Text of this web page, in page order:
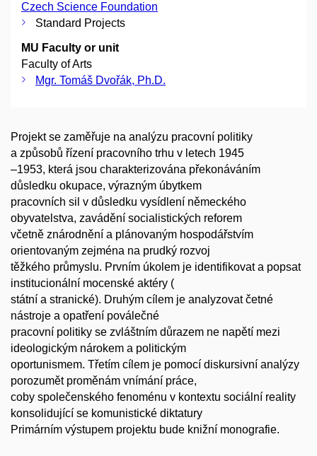
Czech Science Foundation
Standard Projects
MU Faculty or unit
Faculty of Arts
Mgr. Tomáš Dvořák, Ph.D.
Projekt se zaměřuje na analýzu pracovní politiky
a způsobů řízení pracovního trhu v letech 1945
–1953, která jsou charakterizována překonáváním
důsledku okupace, výrazným úbytkem
pracovních sil v důsledku vysídlení německého
obyvatelstva, zavádění socialistických reforem
včetně znárodnění a plánovaným hospodářstvím
orientovaným zejména na prudký rozvoj
těžkého průmyslu. Prvním úkolem je identifikovat a popsat
institucionální mocenské aktéry (
státní a stranické). Druhým cílem je analyzovat četné
nástroje a opatření poválečné
pracovní politiky se zvláštním důrazem ne napětí mezi
ideologickým nárokem a politickým
oportunismem. Třetím cílem je pomocí diskursivní analýzy
porozumět proměnám vnímání práce,
coby společenského fenoménu v kontextu sociální reality
konsolidující se komunistické diktatury
Primárním výstupem projektu bude knižní monografie.